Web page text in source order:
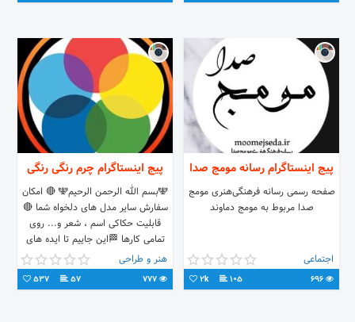
پیج اینستاگرام رسانه مومج صدا
صفحه رسمی رسانه فرهنگی‌هنری مومج
صدا مربوط به مومج دماوند
اجتماعی
105
2k
پیج اینستاگرام چرم رنگی رنگی
🕎بسم الله الرحمن الرحیم🕎 🔴 امکان
سفارش سایر مدل های دلخواه شما 🔴
قابلیت حکاکی اسم ، شعر و... روی
تمامی کارها 🏁این جاییم تا ایده های
شما رو عملی کنمهنر و طراحی
57
537